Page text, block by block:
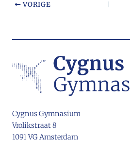
VORIGE
Cygnus Gymnasium
Vrolikstraat 8
1091 VG Amsterdam